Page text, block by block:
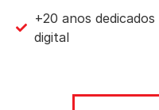
+20 anos
digital